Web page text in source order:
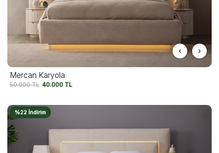
Mercan Karyola
50.000TL 40.000 TL
%22 İndirim